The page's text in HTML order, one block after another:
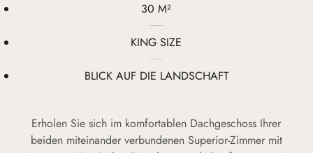
30 M²
KING SIZE
BLICK AUF DIE LANDSCHAFT
Erholen Sie sich im komfortablen Dachgeschoss Ihrer
beiden miteinander verbundenen Superior-Zimmer mit